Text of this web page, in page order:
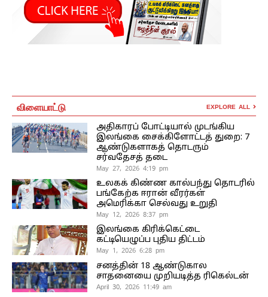
விளையாட்டு EXPLORE ALL
அதிகாரப் போட்டியால் முடங்கிய
இலங்கை சைக்கிளோட்டத் துறை: 7
ஆண்டுகளாகத் தொடரும்
சர்வதேசத் தடை
May 27, 2026 4:19 pm
உலகக் கிண்ண கால்பந்து தொடரில்
பங்கேற்க ஈரான் வீரர்கள்
அமெரிக்கா செல்வது உறுதி
May 12, 2026 8:37 pm
இலங்கை கிரிக்கெட்டை
கட்டியெழுப்ப புதிய திட்டம்
May 1, 2026 6:28 pm
சனத்தின் 18 ஆண்டுகால
சாதனையை முறியடித்த ரிகெல்டன்
April 30, 2026 11:49 am